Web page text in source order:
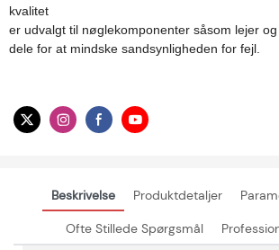
kvalitet
er udvalgt til nøglekomponenter såsom lejer
dele for at mindske sandsynligheden for fejl.
Beskrivelse Produktdetaljer
Ofte Stillede Spørgsmål